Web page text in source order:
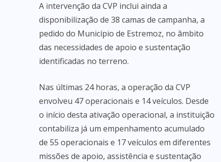
A intervenção da CVP inclui ainda a
disponibilização de 38 camas de campanha, a
pedido do Município de Estremoz, no âmbito
das necessidades de apoio e sustentação
identificadas no terreno.
Nas últimas 24 horas, a operação da CVP
envolveu 47 operacionais e 14 veículos. Desde
o início desta ativação operacional, a instituição
contabiliza já um empenhamento acumulado
de 55 operacionais e 17 veículos em diferentes
missões de apoio, assistência e sustentação